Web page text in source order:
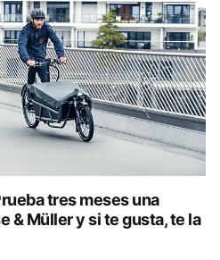
tres meses una
& Müller y si te gusta, te la